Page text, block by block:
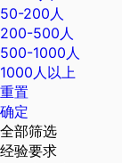
50-200人
200-500人
500-1000人
1000人以上
重置
确定
全部筛选
经验要求